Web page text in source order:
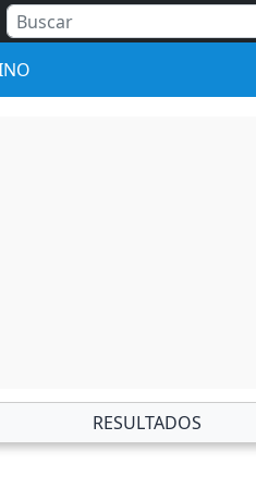
RESULTADOS